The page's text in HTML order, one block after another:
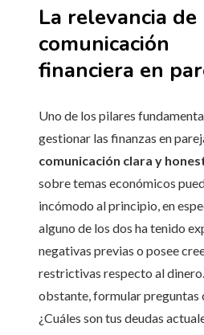
La relevancia de
comunicación
financiera en
Uno de los pilares
gestionar las finanzas en
comunicación clara y
sobre temas económicos
incómodo al principio, en
alguno de los dos ha tenido
negativas previas o posee
restrictivas respecto al
obstante, formular preguntas
¿Cuáles son tus deudas